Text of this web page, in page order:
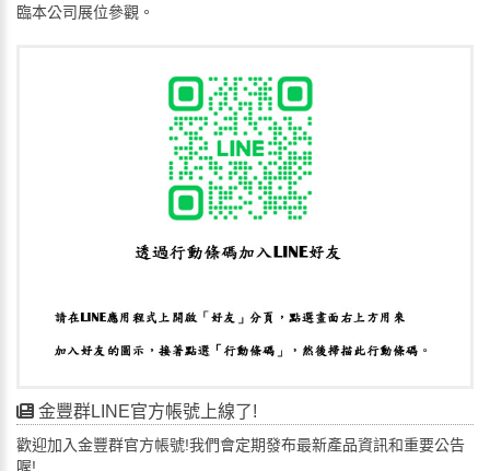
臨本公司展位參觀。
金豐群LINE官方帳號上線了!
歡迎加入金豐群官方帳號!我們會定期發布最新產品資訊和重要公告
喔!